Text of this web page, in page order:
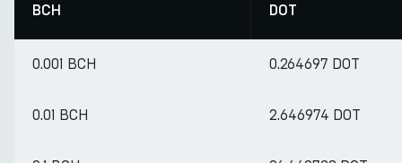
BCH DOT
0.001 BCH 0.264697 DOT
0.01 BCH 2.646974 DOT